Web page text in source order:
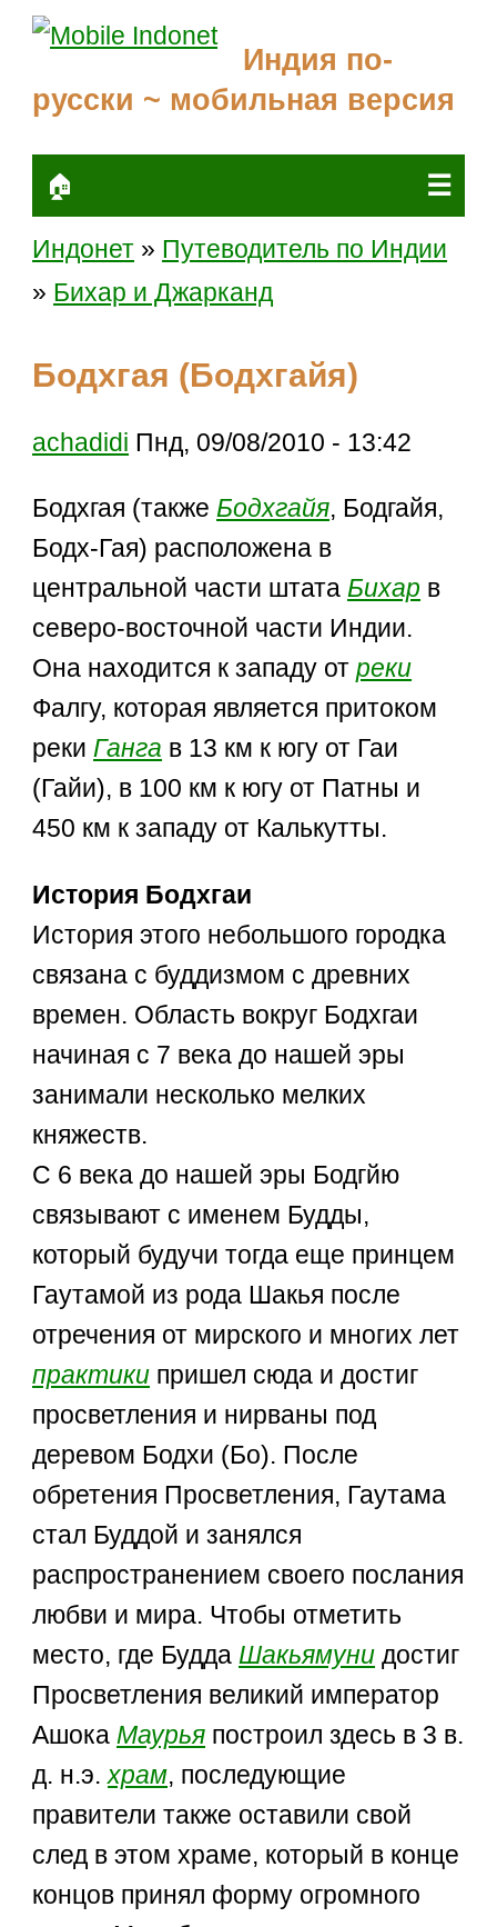
Индия по-
русски ~ мобильная версия
🏠 ☰
Индонет » Путеводитель по Индии
» Бихар и Джарканд
Бодхгая (Бодхгайя)
achadidi Пнд, 09/08/2010 - 13:42
Бодхгая (такжеБодхгайя, Бодгайя,
Бодх-Гая) расположена в
центральной части штатаБихар в
северо-восточной части Индии.
Она находится к западу отреки
Фалгу, которая является притоком
рекиГанга в 13 км к югу от Гаи
(Гайи), в 100 км к югу от Патны и
450 км к западу от Калькутты.
История Бодхгаи
История этого небольшого городка
связана с буддизмом с древних
времен. Область вокруг Бодхгаи
начиная с 7 века до нашей эры
занимали несколько мелких
княжеств.
С 6 века до нашей эры Бодгйю
связывают с именем Будды,
который будучи тогда еще принцем
Гаутамой из рода Шакья после
отречения от мирского и многих лет
практики пришел сюда и достиг
просветления и нирваны под
деревом Бодхи (Бо). После
обретения Просветления, Гаутама
стал Буддой и занялся
распространением своего послания
любви и мира. Чтобы отметить
место, где Будда Шакьямуни достиг
Просветления великий император
Ашока Маурья построил здесь в 3 в.
д. н.э.храм, последующие
правители также оставили свой
след в этом храме, который в конце
концов принял форму огромного